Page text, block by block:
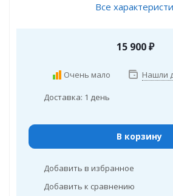
Все
15 900₽
Очень мало Нашли
Доставка: 1 день
В корзину
Добавить в избранное
Добавить к сравнению